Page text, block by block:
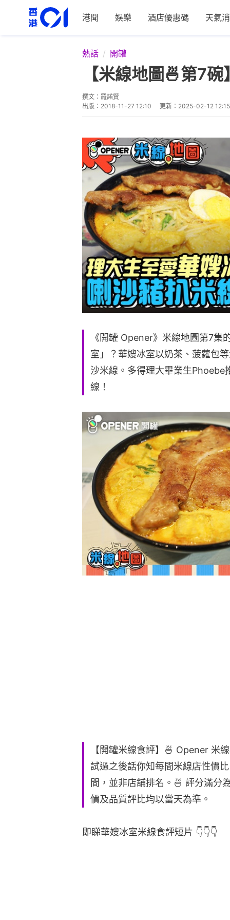
港聞 娛樂 酒店優惠碼 天氣
熱話 開罐
【米線地圖🍜第7
撰文： 羅諾賢
出版： 2018-11-27 12:10 更新： 2025-02-12 12:15
《開罐 Opener》米線地圖第7集
室」？華嫂冰室以奶茶、菠蘿包
沙米線。多得理大畢業生Phoebe
線！
【開罐米線食評】🍜 Opener 米
試過之後話你知每間米線店性價
間，並非店舖排名。🍜 評分滿分
價及品質評比均以當天為準。
即睇華嫂冰室米線食評短片 👇👇👇